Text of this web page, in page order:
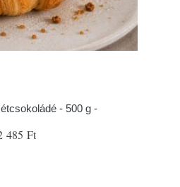
- 500 g -
485 Ft